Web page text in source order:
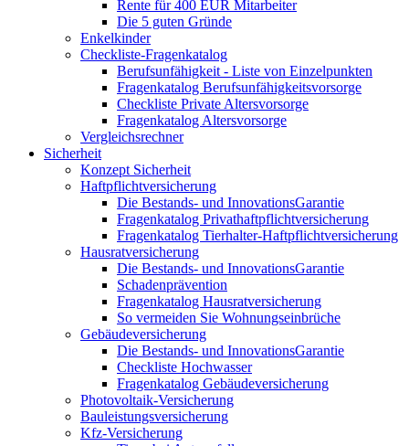
Rente für 400 EUR Mitarbeiter
Die 5 guten Gründe
Enkelkinder
Checkliste-Fragenkatalog
Berufsunfähigkeit - Liste von Einzelpunkten
Fragenkatalog Berufsunfähigkeitsvorsorge
Checkliste Private Altersvorsorge
Fragenkatalog Altersvorsorge
Vergleichsrechner
Sicherheit
Konzept Sicherheit
Haftpflichtversicherung
Die Bestands- und InnovationsGarantie
Fragenkatalog Privathaftpflichtversicherung
Fragenkatalog Tierhalter-Haftpflichtversicherung
Hausratversicherung
Die Bestands- und InnovationsGarantie
Schadenprävention
Fragenkatalog Hausratversicherung
So vermeiden Sie Wohnungseinbrüche
Gebäudeversicherung
Die Bestands- und InnovationsGarantie
Checkliste Hochwasser
Fragenkatalog Gebäudeversicherung
Photovoltaik-Versicherung
Bauleistungsversicherung
Kfz-Versicherung